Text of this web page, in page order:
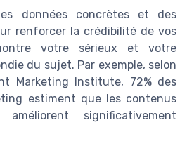
données concrètes et des
renforcer la crédibilité de vos
votre sérieux et votre
du sujet. Par exemple, selon
Marketing Institute, 72% des
estiment que les contenus
significativement